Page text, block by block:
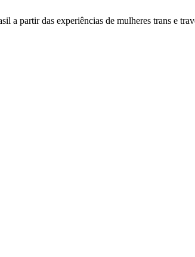
partir das experiências de mulheres trans e